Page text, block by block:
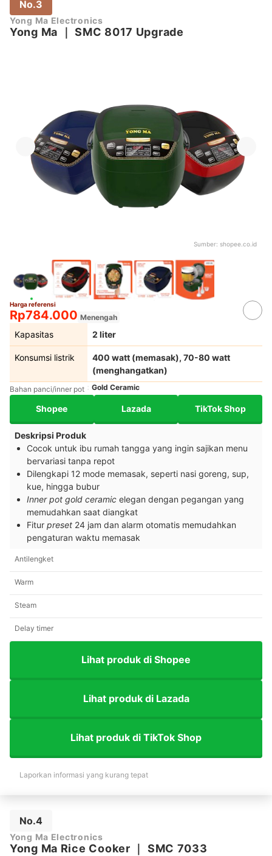
No.3
Yong Ma Electronics
Yong Ma ｜SMC 8017 Upgrade
Sumber: shopee.co.id
Harga referensi
Rp784.000 Menengah
Kapasitas 2 liter
Konsumsi listrik
400 watt (memasak), 70-80 watt
(menghangatkan)
Bahan panci/inner pot Gold Ceramic
Shopee Lazada TikTok Shop
Deskripsi Produk
Cocok untuk ibu rumah tangga yang ingin sajikan menu
bervariasi tanpa repot
Dilengkapi 12 mode memasak, seperti nasi goreng, sup,
kue, hingga bubur
Inner pot gold ceramic elegan dengan pegangan yang
memudahkan saat diangkat
Fitur preset 24 jam dan alarm otomatis memudahkan
pengaturan waktu memasak
Antilengket
Warm
Steam
Delay timer
Lihat produk di Shopee
Lihat produk di Lazada
Lihat produk di TikTok Shop
Laporkan informasi yang kurang tepat
No.4
Yong Ma Electronics
Yong Ma Rice Cooker SMC 7033